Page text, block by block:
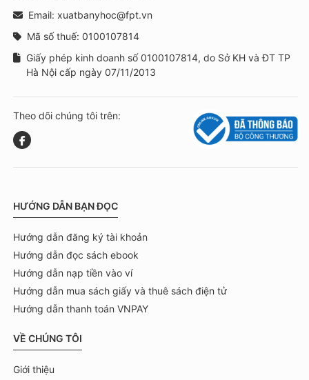
Email: xuatbanyhoc@fpt.vn
Mã số thuế: 0100107814
Giấy phép kinh doanh số 0100107814, do Sở KH và ĐT TP
Hà Nội cấp ngày 07/11/2013
Theo dõi chúng tôi trên:
HƯỚNG DẪN BẠN ĐỌC
Hướng dẫn đăng ký tài khoản
Hướng dẫn đọc sách ebook
Hướng dẫn nạp tiền vào ví
Hướng dẫn mua sách giấy và thuê sách điện tử
Hướng dẫn thanh toán VNPAY
VỀ CHÚNG TÔI
Giới thiệu